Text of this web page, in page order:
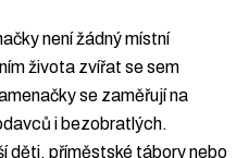
není žádný místní
života zvířat se sem
se zaměřují na
i bezobratlých.
děti, příměstské tábory nebo